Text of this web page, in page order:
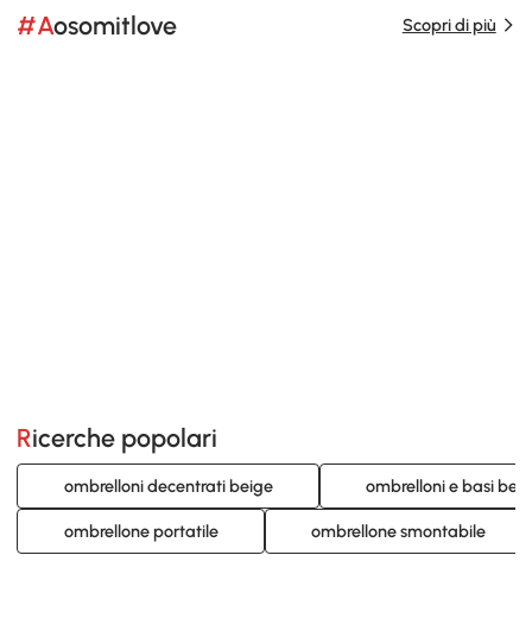
#Aosomitlove Scopri di più
Ricerche popolari
ombrelloni decentrati beige ombrelloni e basi
ombrellone portatile ombrellone smontabile